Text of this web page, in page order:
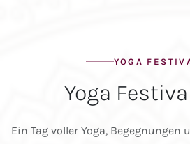
YOGA
Yoga
Ein Tag voller Yoga, Begegnungen